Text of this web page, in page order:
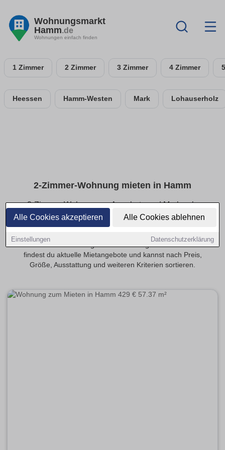
Alle Cookies akzeptieren Alle Cookies ablehnen
Einstellungen Datenschutzerklärung
Wohnungsmarkt
Hamm.de
Wohnungen einfach finden
1 Zimmer 2 Zimmer 3 Zimmer 4 Zimmer
Heessen Hamm-Westen Mark Lohauserholz
2-Zimmer-Wohnung mieten in Hamm
2-Zimmer-Wohnungen: Angebote und Merkmale
vergleichen
Paaren und Berufstätigen. Auf Wohnungsmarkt-Hamm.de
findest du aktuelle Mietangebote und kannst nach Preis,
Größe, Ausstattung und weiteren Kriterien sortieren.